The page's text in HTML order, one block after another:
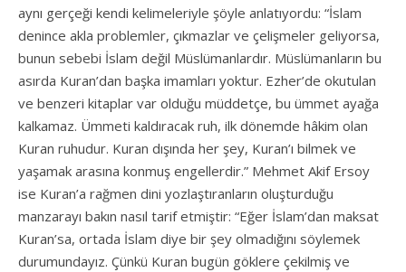
aynı gerçeği kendi kelimeleriyle şöyle anlatıyordu: “İslam
denince akla problemler, çıkmazlar ve çelişmeler geliyorsa,
bunun sebebi İslam değil Müslümanlardır. Müslümanların bu
asırda Kuran’dan başka imamları yoktur. Ezher’de okutulan
ve benzeri kitaplar var olduğu müddetçe, bu ümmet ayağa
kalkamaz. Ümmeti kaldıracak ruh, ilk dönemde hâkim olan
Kuran ruhudur. Kuran dışında her şey, Kuran’ı bilmek ve
yaşamak arasına konmuş engellerdir.” Mehmet Akif Ersoy
ise Kuran’a rağmen dini yozlaştıranların oluşturduğu
manzarayı bakın nasıl tarif etmiştir: “Eğer İslam’dan maksat
Kuran’sa, ortada İslam diye bir şey olmadığını söylemek
durumundayız. Çünkü Kuran bugün göklere çekilmiş ve